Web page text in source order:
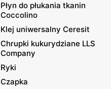
Płyn do płukania tkanin
Coccolino
Klej uniwersalny Ceresit
Chrupki kukurydziane LLS
Company
Ryki
Czapka